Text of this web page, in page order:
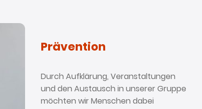
Prävention
Durch Aufklärung, Veranstaltungen
und den Austausch in unserer Gruppe
möchten wir Menschen dabei